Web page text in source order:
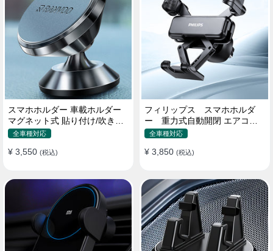
スマホホルダー 車載ホルダー
マグネット式 貼り付け/吹き出
し口 合金 多機種対応
全車種対応
¥ 3,550 (税込)
フィリップス スマホホルダ
ー 重力式自動開閉 エアコン
吹き出し口用 クリップ式 車
全車種対応
¥ 3,850 (税込)